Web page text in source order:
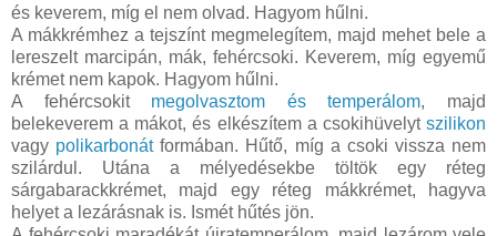
és keverem, míg el nem olvad. Hagyom hűlni.
A mákkrémhez a tejszínt megmelegítem, majd mehet bele a
lereszelt marcipán, mák, fehércsoki. Keverem, míg egyemű
krémet nem kapok. Hagyom hűlni.
A fehércsokit megolvasztom és temperálom, majd
belekeverem a mákot, és elkészítem a csokihüvelyt szilikon
vagy polikarbonátformában. Hűtő, míg a csoki vissza nem
szilárdul. Utána a mélyedésekbe töltök egy réteg
sárgabarackkrémet, majd egy réteg mákkrémet, hagyva
helyet a lezárásnak is. Ismét hűtés jön.